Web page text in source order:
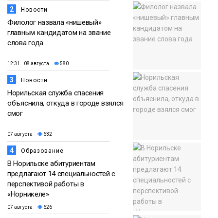
2 Новости
Филолог назвала «нишевый»
главным кандидатом на звание
слова года
12:31 08 августа 580
3 Новости
Норильская служба спасения
объяснила, откуда в городе взялся
смог
07 августа 632
4 Образование
В Норильске абитуриентам
предлагают 14 специальностей с
перспективой работы в
«Норникеле»
07 августа 626